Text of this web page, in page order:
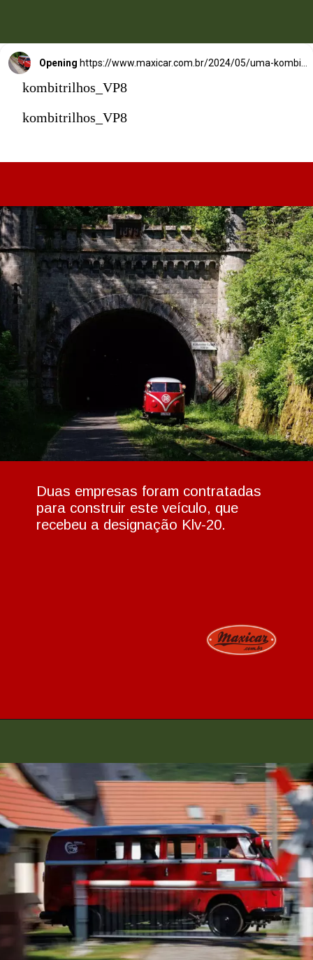
Opening
kombitrilhos_VP8
kombitrilhos_VP8
Duas empresas foram contratadas
para construir este veículo, que
recebeu a designação Klv-20.